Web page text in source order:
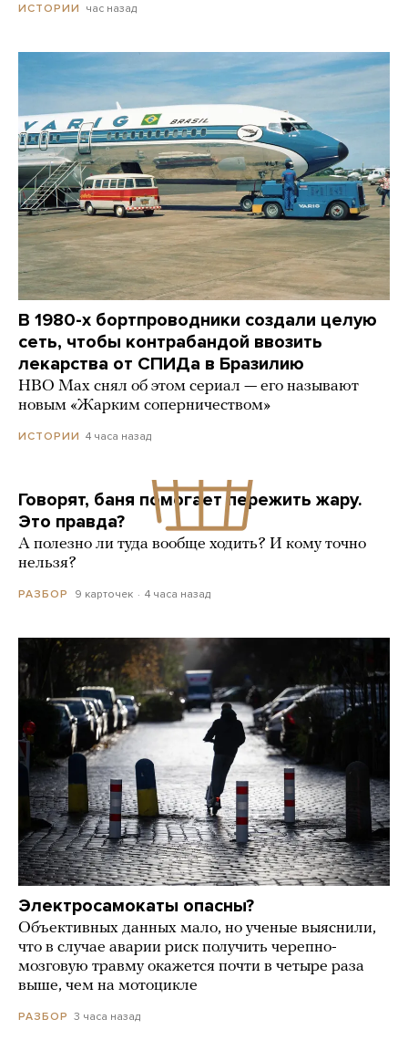
ИСТОРИИ час назад
В 1980-х бортпроводники создали целую
сеть, чтобы контрабандой ввозить
лекарства от СПИДа в Бразилию
HBO Max снял об этом сериал — его называют
новым «Жарким соперничеством»
ИСТОРИИ 4 часа назад
Говорят, баня помогает пережить жару.
Это правда?
А полезно ли туда вообще ходить? И кому точно
нельзя?
РАЗБОР 9 карточек 4 часа назад
Электросамокаты опасны?
Объективных данных мало, но ученые выяснили,
что в случае аварии риск получить черепно-
мозговую травму окажется почти в четыре раза
выше, чем на мотоцикле
РАЗБОР 3 часа назад